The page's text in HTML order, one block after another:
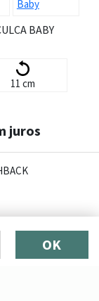
BABY
11 cm
juros
OK